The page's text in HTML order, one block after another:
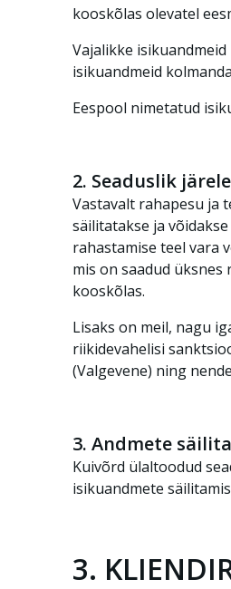
kooskõlas olevatel
Vajalikke
isikuandmeid
Eespool nimetatud
2. Seaduslik
Vastavalt rahapesu ja
säilitatakse ja
rahastamise teel vara
mis on saadud
kooskõlas.
Lisaks on meil, nagu
riikidevahelisi
(Valgevene) ning
3. Andmete
Kuivõrd ülaltoodud
isikuandmete
3.